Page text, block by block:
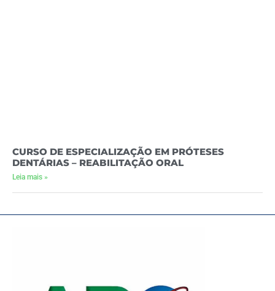
CURSO DE ESPECIALIZAÇÃO EM PRÓTESES
DENTÁRIAS – REABILITAÇÃO ORAL
Leia mais »